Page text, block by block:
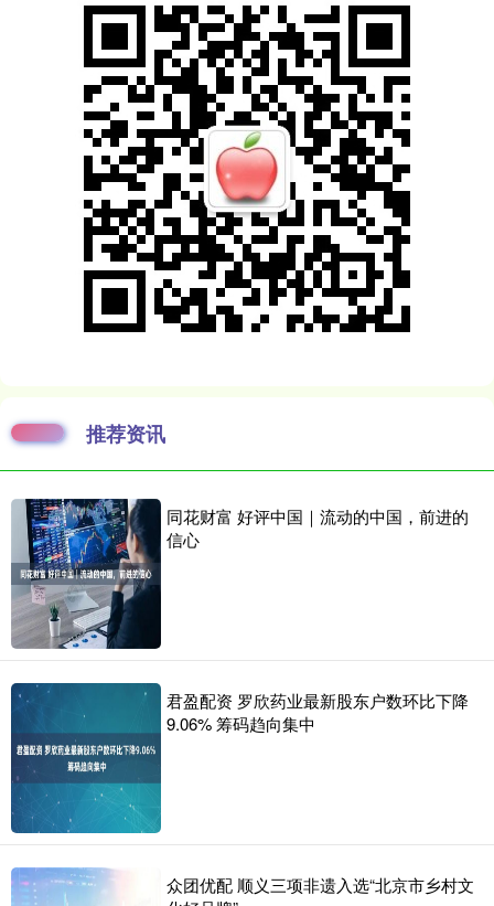
推荐资讯
同花财富 好评中国｜流动的中国，前进的
信心
君盈配资 罗欣药业最新股东户数环比下降
9.06% 筹码趋向集中
众团优配 顺义三项非遗入选“北京市乡村文